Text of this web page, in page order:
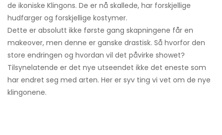
de ikoniske Klingons. De er nå skallede, har forskjellige
hudfarger og forskjellige kostymer.
Dette er absolutt ikke første gang skapningene får en
makeover, men denne er ganske drastisk. Så hvorfor den
store endringen og hvordan vil det påvirke showet?
Tilsynelatende er det nye utseendet ikke det eneste som
har endret seg med arten. Her er syv ting vi vet om de nye
klingonene.